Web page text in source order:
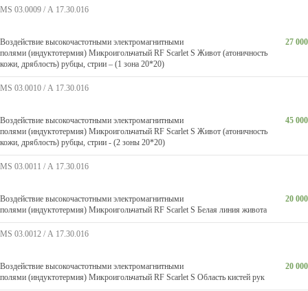
MS 03.0009 / А 17.30.016
Воздействие высокочастотными электромагнитными
полями (индуктотермия) Микроигольчатый RF Scarlet S Живот (атоничность
кожи, дряблость) рубцы, стрии – (1 зона 20*20)
27 000
MS 03.0010 / А 17.30.016
Воздействие высокочастотными электромагнитными
полями (индуктотермия) Микроигольчатый RF Scarlet S Живот (атоничность
кожи, дряблость) рубцы, стрии - (2 зоны 20*20)
45 000
MS 03.0011 / А 17.30.016
Воздействие высокочастотными электромагнитными
полями (индуктотермия) Микроигольчатый RF Scarlet S Белая линия живота
20 000
MS 03.0012 / А 17.30.016
Воздействие высокочастотными электромагнитными
полями (индуктотермия) Микроигольчатый RF Scarlet S Область кистей рук
20 000